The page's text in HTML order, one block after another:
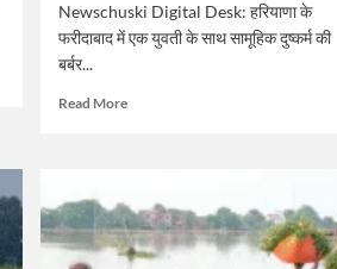
Newschuski Digital Desk: हरियाणा के
फरीदाबाद में एक युवती के साथ सामूहिक दुष्कर्म की
बर्बर...
Read MoreRead
नाम
पर
युवती